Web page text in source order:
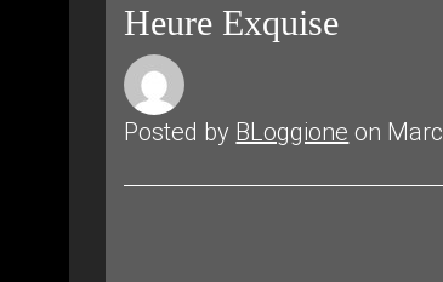
Heure Exquise
Posted by BLoggione on